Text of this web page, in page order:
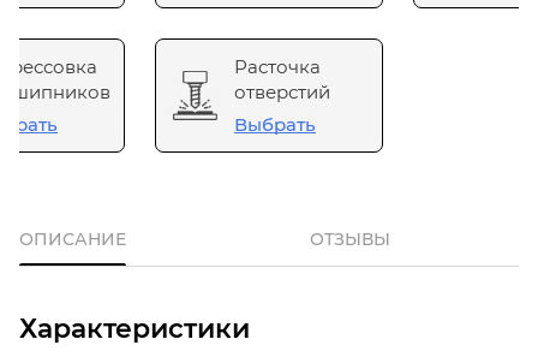
Расточка
отверстий
Выбрать
ОПИСАНИЕ ОТЗЫВЫ
Характеристики